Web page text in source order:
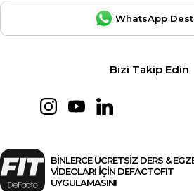
WhatsApp
Bizi Takip Edin
BİNLERCE ÜCRETSİZ DERS &
VİDEOLARI İÇİN DEFACTOFIT
UYGULAMASINI